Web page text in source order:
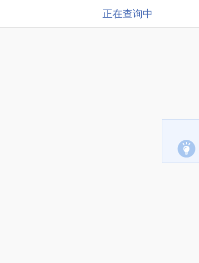
正在查询中